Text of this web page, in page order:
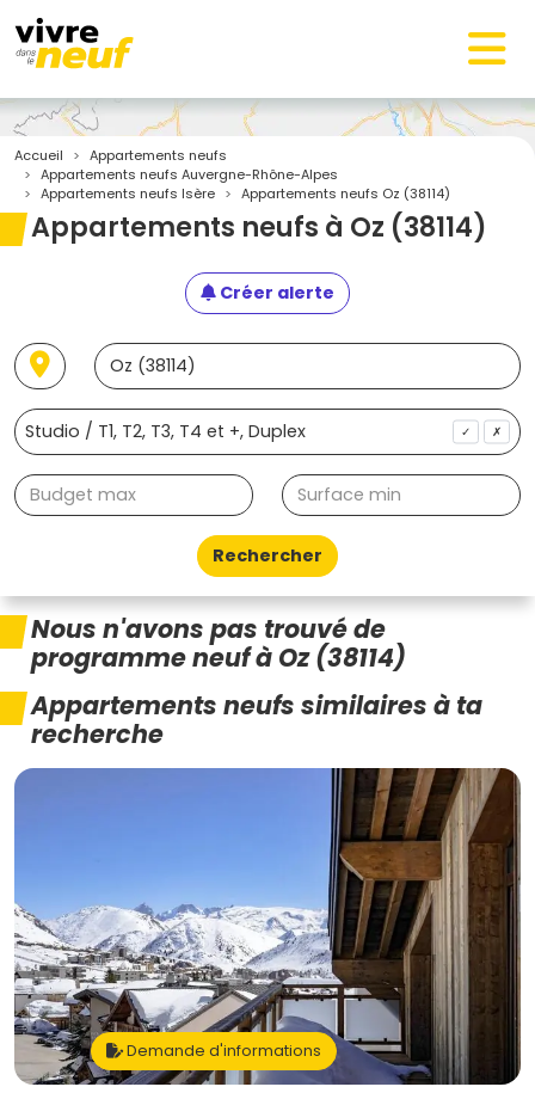
Accueil
Appartements neufs
Appartements neufs Auvergne-Rhône-Alpes
Appartements neufs Isère
Appartements neufs Oz (38114)
Appartements neufs à Oz (38114)
Créer alerte
✓ ✗
Rechercher
Nous n'avons pas trouvé de
programme neuf à Oz (38114)
Appartements neufs similaires à ta
recherche
Demande d'informations